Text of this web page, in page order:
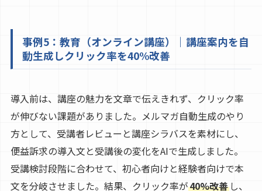
事例5：教育（オンライン講座）｜講座案内を自
動生成しクリック率を40%改善
導入前は、講座の魅力を文章で伝えきれず、クリック率
が伸びない課題がありました。メルマガ自動生成のやり
方として、受講者レビューと講座シラバスを素材にし、
便益訴求の導入文と受講後の変化をAIで生成しました。
受講検討段階に合わせて、初心者向けと経験者向けで本
文を分岐させました。結果、クリック率が40%改善し、